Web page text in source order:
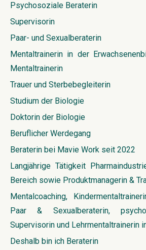
Psychosoziale Beraterin
Supervisorin
Paar- und Sexualberaterin
Mentaltrainerin in der
Mentaltrainerin
Trauer und Sterbebegleiterin
Studium der Biologie
Doktorin der Biologie
Beruflicher Werdegang
Beraterin bei Mavie Work seit 2022
Langjährige Tätigkeit
Bereich sowie Produktmanagerin &
Mentalcoaching,
Paar & Sexualberaterin,
Supervisorin und Lehrmentaltrainerin
Deshalb bin ich Beraterin